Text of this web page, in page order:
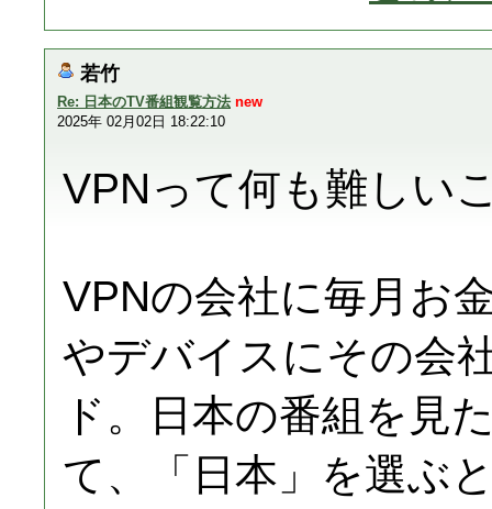
若竹
Re: 日本のTV番組観覧方法 new
2025年 02月02日 18:22:10
VPNって何も難しい
VPNの会社に毎月お
やデバイスにその会
ド。日本の番組を見
て、「日本」を選ぶ